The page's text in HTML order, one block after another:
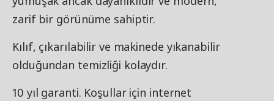
zarif bir görünüme sahiptir.
Kılıf, çıkarılabilir ve makinede yıkanabilir
olduğundan temizliği kolaydır.
10 yıl garanti. Koşullar için internet